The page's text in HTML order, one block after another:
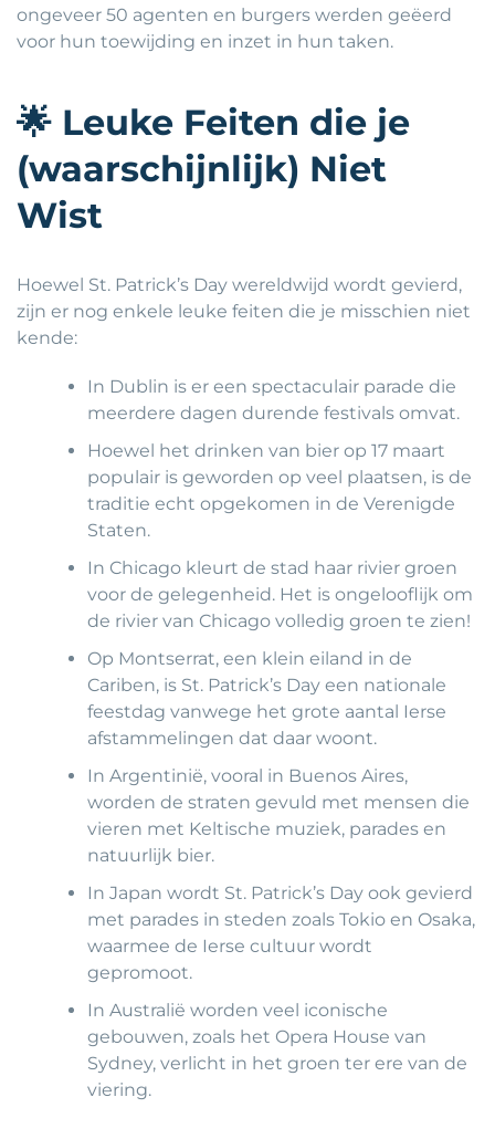
ongeveer 50 agenten en burgers werden geëerd
voor hun toewijding en inzet in hun taken.
🌟 Leuke Feiten die je
(waarschijnlijk) Niet
Wist
Hoewel St. Patrick’s Day wereldwijd wordt gevierd,
zijn er nog enkele leuke feiten die je misschien niet
kende:
In Dublin is er een spectaculair parade die
meerdere dagen durende festivals omvat.
Hoewel het drinken van bier op 17 maart
populair is geworden op veel plaatsen, is de
traditie echt opgekomen in de Verenigde
Staten.
In Chicago kleurt de stad haar rivier groen
voor de gelegenheid. Het is ongelooflijk om
de rivier van Chicago volledig groen te zien!
Op Montserrat, een klein eiland in de
Cariben, is St. Patrick’s Day een nationale
feestdag vanwege het grote aantal Ierse
afstammelingen dat daar woont.
In Argentinië, vooral in Buenos Aires,
worden de straten gevuld met mensen die
vieren met Keltische muziek, parades en
natuurlijk bier.
In Japan wordt St. Patrick’s Day ook gevierd
met parades in steden zoals Tokio en Osaka,
waarmee de Ierse cultuur wordt
gepromoot.
In Australië worden veel iconische
gebouwen, zoals het Opera House van
Sydney, verlicht in het groen ter ere van de
viering.